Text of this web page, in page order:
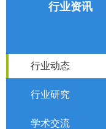
行业资讯
行业动态
行业研究
学术交流